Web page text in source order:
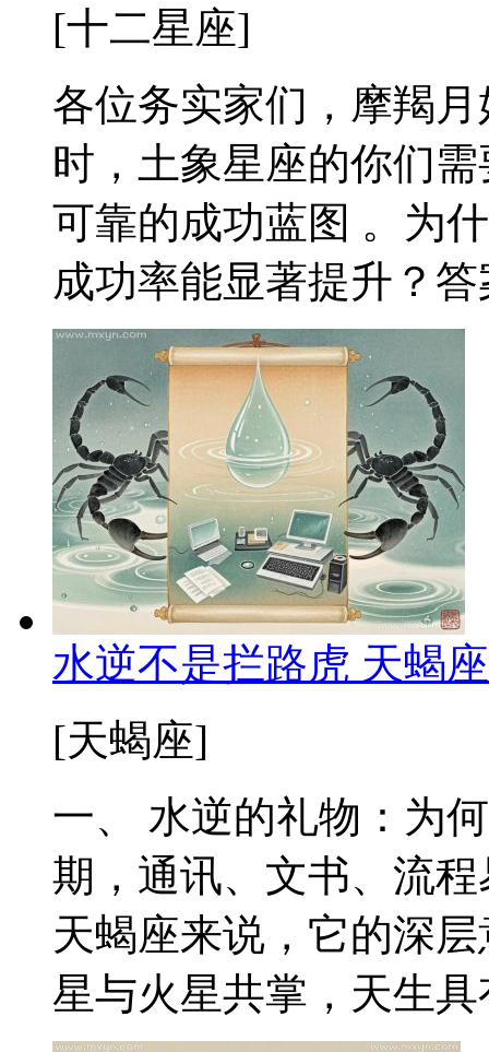
[十二星座]
各位务实家们，摩羯
时，土象星座的你们
可靠的成功蓝图 。为
成功率能显著提升？
水逆不是拦路虎 天蝎
[天蝎座]
一、 水逆的礼物：为
期，通讯、文书、流
天蝎座来说，它的深
星与火星共掌，天生